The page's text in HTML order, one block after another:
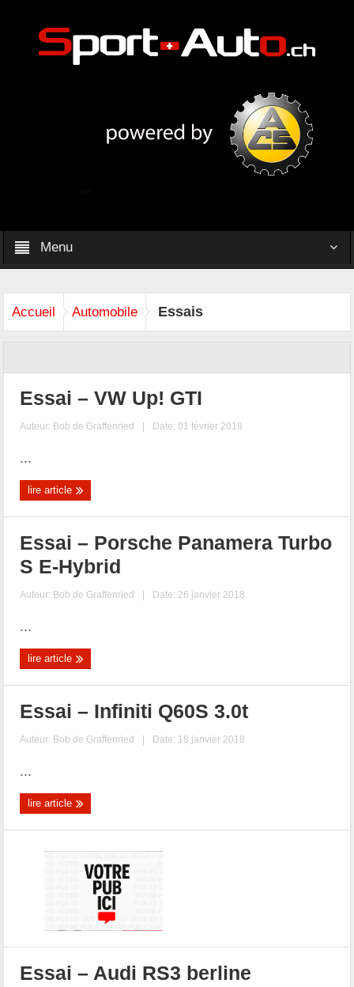
Menu
Accueil Automobile Essais
Essai – VW Up! GTI
Auteur: Bob de Graffenried | Date: 01 février 2018
...
lire article
Essai – Porsche Panamera Turbo
S E-Hybrid
Auteur: Bob de Graffenried | Date: 26 janvier 2018
...
lire article
Essai – Infiniti Q60S 3.0t
Auteur: Bob de Graffenried | Date: 18 janvier 2018
...
lire article
Essai – Audi RS3 berline